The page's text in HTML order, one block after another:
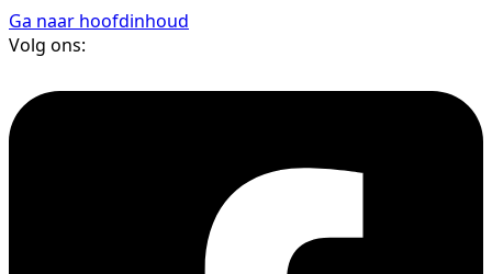
Ga naar hoofdinhoud
Volg ons: